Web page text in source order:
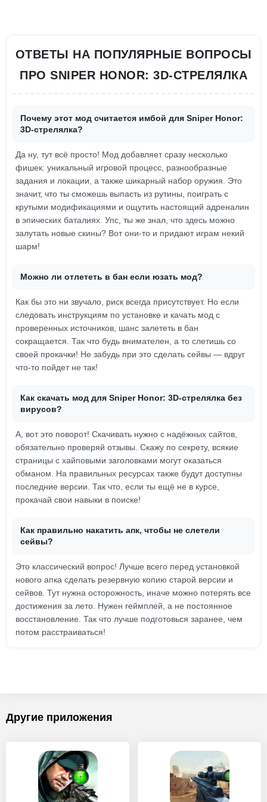
ОТВЕТЫ НА ПОПУЛЯРНЫЕ ВОПРОСЫ
ПРО SNIPER HONOR: 3D-СТРЕЛЯЛКА
Почему этот мод считается имбой для Sniper Honor:
3D-стрелялка?
Да ну, тут всё просто! Мод добавляет сразу несколько
фишек: уникальный игровой процесс, разнообразные
задания и локации, а также шикарный набор оружия. Это
значит, что ты сможешь выпасть из рутины, поиграть с
крутыми модификациями и ощутить настоящий адреналин
в эпических баталиях. Упс, ты же знал, что здесь можно
залутать новые скины? Вот они-то и придают играм некий
шарм!
Можно ли отлететь в бан если юзать мод?
Как бы это ни звучало, риск всегда присутствует. Но если
следовать инструкциям по установке и качать мод с
проверенных источников, шанс залететь в бан
сокращается. Так что будь внимателен, а то слетишь со
своей прокачки! Не забудь при это сделать сейвы — вдруг
что-то пойдет не так!
Как скачать мод для Sniper Honor: 3D-стрелялка без
вирусов?
А, вот это поворот! Скачивать нужно с надёжных сайтов,
обязательно проверяй отзывы. Скажу по секрету, всякие
страницы с хайповыми заголовками могут оказаться
обманом. На правильных ресурсах также будут доступны
последние версии. Так что, если ты ещё не в курсе,
прокачай свои навыки в поиске!
Как правильно накатить апк, чтобы не слетели
сейвы?
Это классический вопрос! Лучше всего перед установкой
нового апка сделать резервную копию старой версии и
сейвов. Тут нужна осторожность, иначе можно потерять все
достижения за лето. Нужен геймплей, а не постоянное
восстановление. Так что лучше подготовься заранее, чем
потом расстраиваться!
Другие приложения